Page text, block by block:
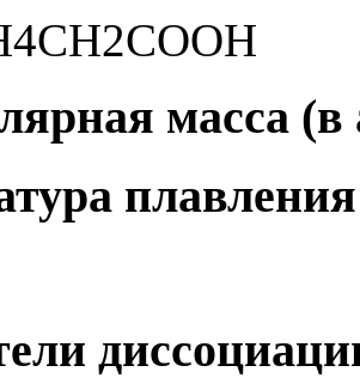
масса (в